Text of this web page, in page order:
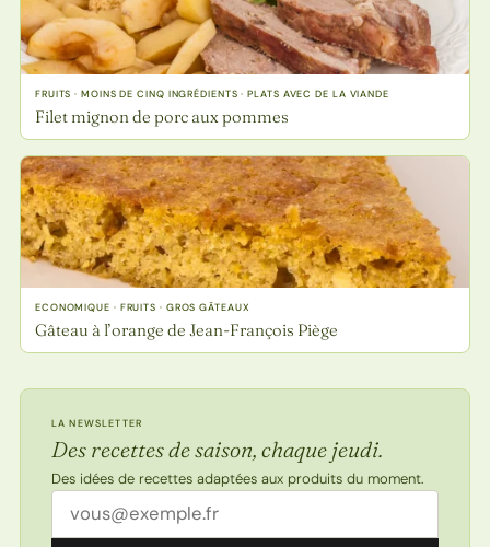
FRUITS · MOINS DE CINQ INGRÉDIENTS · PLATS AVEC DE LA VIANDE
Filet mignon de porc aux pommes
ECONOMIQUE · FRUITS · GROS GÂTEAUX
Gâteau à l’orange de Jean-François Piège
LA NEWSLETTER
Des recettes de saison, chaque jeudi.
Des idées de recettes adaptées aux produits du moment.
Adresse email